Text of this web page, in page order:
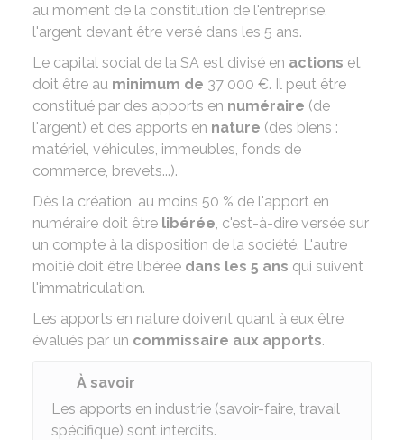
au moment de la constitution de l'entreprise,
l'argent devant être versé dans les 5 ans.
Le capital social de la SA est divisé en actions et
doit être au minimum de 37 000 €. Il peut être
constitué par des apports en numéraire (de
l'argent) et des apports en nature (des biens :
matériel, véhicules, immeubles, fonds de
commerce, brevets...).
Dès la création, au moins 50 % de l'apport en
numéraire doit être libérée, c'est-à-dire versée sur
un compte à la disposition de la société. L'autre
moitié doit être libérée dans les 5 ans qui suivent
l'immatriculation.
Les apports en nature doivent quant à eux être
évalués par un commissaire aux apports.
À savoir
Les apports en industrie (savoir-faire, travail
spécifique) sont interdits.